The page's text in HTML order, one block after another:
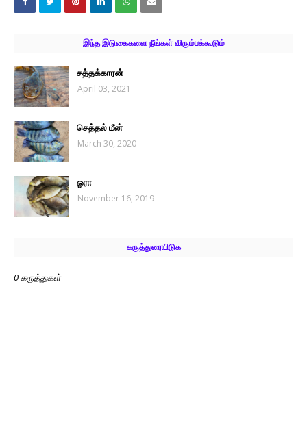
இந்த இடுகைகளை நீங்கள் விரும்பக்கூடும்
சத்தக்காரன்
April 03, 2021
செத்தல் மீன்
March 30, 2020
ஓரா
November 16, 2019
கருத்துரையிடுக
0 கருத்துகள்